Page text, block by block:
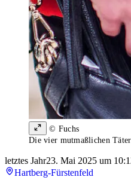
© Fuchs
Die vier mutmaßlichen
letztes Jahr23. Mai 2025 um
Hartberg-Fürstenfeld